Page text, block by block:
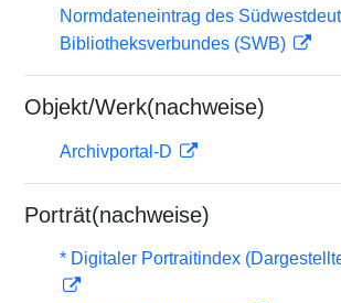
Normdateneintrag des
Bibliotheksverbundes (SWB)
Objekt/Werk(nachweise)
Archivportal-D
Porträt(nachweise)
* Digitaler Portraitindex